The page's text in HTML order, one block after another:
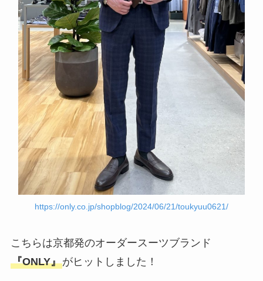
https://only.co.jp/shopblog/2024/06/21/toukyuu0621/
こちらは京都発のオーダースーツブランド
『ONLY』がヒットしました！